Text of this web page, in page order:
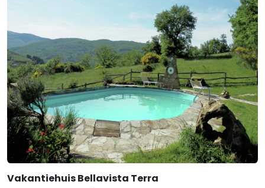
Vakantiehuis Bellavista Terra